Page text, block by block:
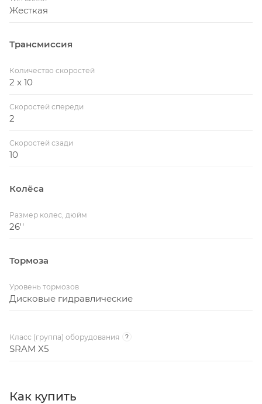
Жесткая
Трансмиссия
Количество скоростей
2 x 10
Скоростей спереди
2
Скоростей сзади
10
Колёса
Размер колес, дюйм
26''
Тормоза
Уровень тормозов
Дисковые гидравлические
Класс (группа) оборудования ?
SRAM X5
Как купить